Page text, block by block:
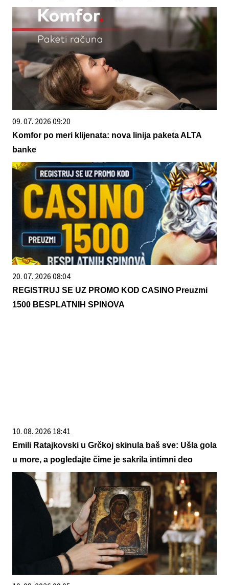
09. 07. 2026 09:20
Komfor po meri klijenata: nova linija paketa ALTA
banke
20. 07. 2026 08:04
REGISTRUJ SE UZ PROMO KOD CASINO Preuzmi
1500 BESPLATNIH SPINOVA
10. 08. 2026 18:41
Emili Ratajkovski u Grčkoj skinula baš sve: Ušla gola
u more, a pogledajte čime je sakrila intimni deo